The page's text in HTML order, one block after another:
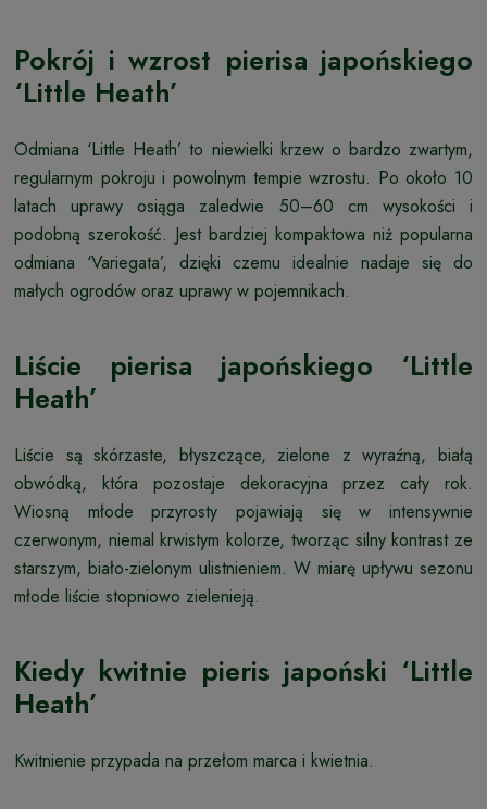
Pokrój i wzrost pierisa japońskiego
‘Little Heath’
Odmiana ‘Little Heath’ to niewielki krzew o bardzo zwartym,
regularnym pokroju i powolnym tempie wzrostu. Po około 10
latach uprawy osiąga zaledwie 50–60 cm wysokości i
podobną szerokość. Jest bardziej kompaktowa niż popularna
odmiana ‘Variegata’, dzięki czemu idealnie nadaje się do
małych ogrodów oraz uprawy w pojemnikach.
Liście pierisa japońskiego ‘Little
Heath’
Liście są skórzaste, błyszczące, zielone z wyraźną, białą
obwódką, która pozostaje dekoracyjna przez cały rok.
Wiosną młode przyrosty pojawiają się w intensywnie
czerwonym, niemal krwistym kolorze, tworząc silny kontrast ze
starszym, biało-zielonym ulistnieniem. W miarę upływu sezonu
młode liście stopniowo zielenieją.
Kiedy kwitnie pieris japoński ‘Little
Heath’
Kwitnienie przypada na przełom marca i kwietnia.